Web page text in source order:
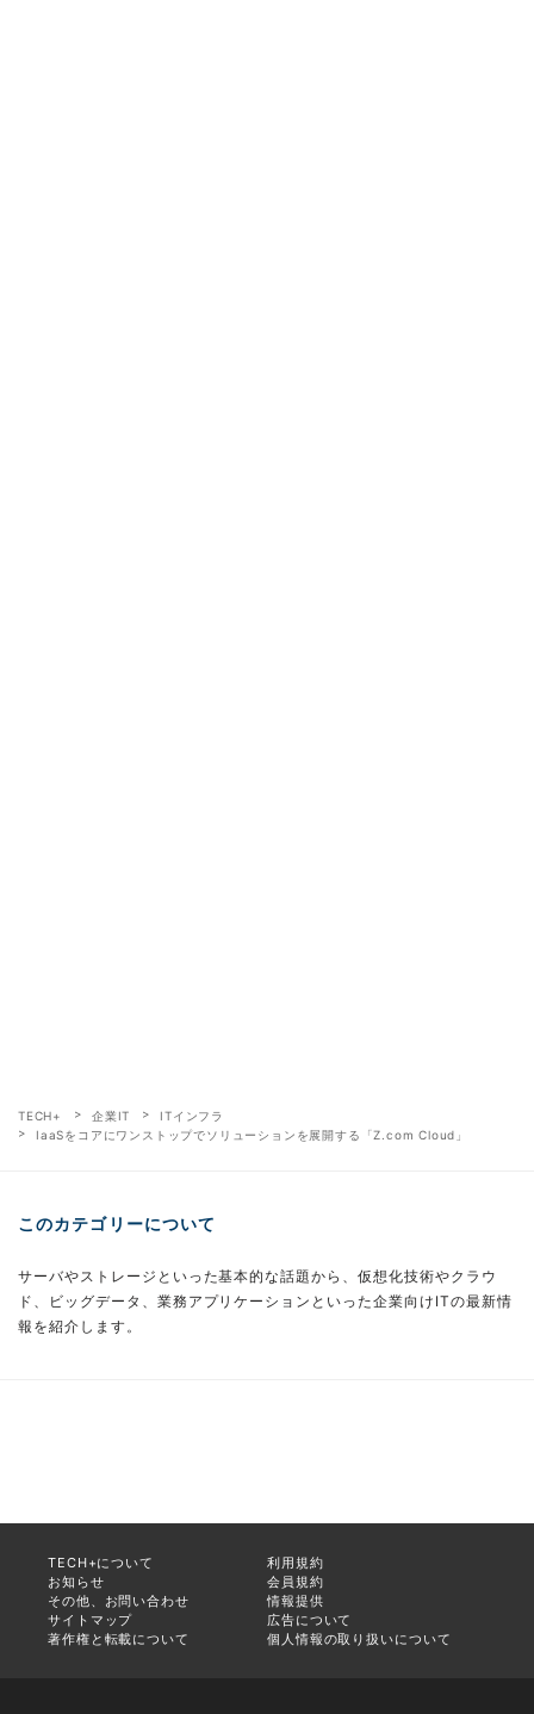
TECH+ 企業IT
ITインフラ
IaaSをコアにワンストップでソリューションを展開する「Z.com Cloud」
このカテゴリーについて
サーバやストレージといった基本的な話題から、仮想化技術やクラウ
ド、ビッグデータ、業務アプリケーションといった企業向けITの最新情
報を紹介します。
TECH+について
利用規約
お知らせ
会員規約
その他、お問い合わせ
情報提供
サイトマップ
広告について
著作権と転載について
個人情報の取り扱いについて